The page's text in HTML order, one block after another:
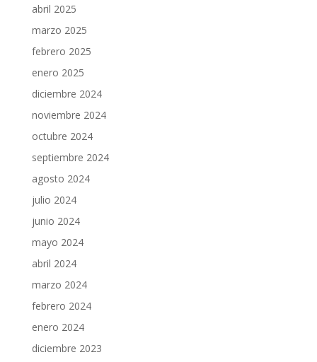
abril 2025
marzo 2025
febrero 2025
enero 2025
diciembre 2024
noviembre 2024
octubre 2024
septiembre 2024
agosto 2024
julio 2024
junio 2024
mayo 2024
abril 2024
marzo 2024
febrero 2024
enero 2024
diciembre 2023